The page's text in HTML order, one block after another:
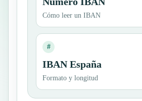
Cómo leer un IBAN
#
IBAN España
Formato y longitud